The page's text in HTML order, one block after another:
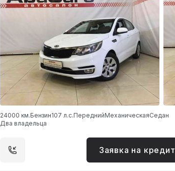
24000 км.Бензин107 л.с.ПереднийМеханическаяСедан
Два владельца
Заявка на кредит